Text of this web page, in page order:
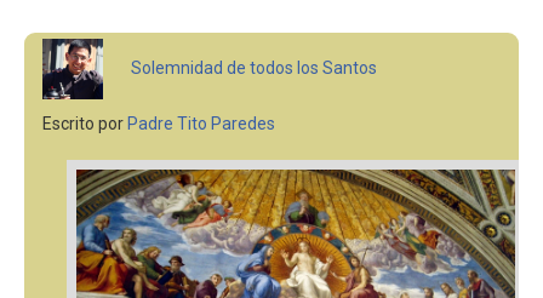
Solemnidad de todos los Santos
Escrito por Padre Tito Paredes